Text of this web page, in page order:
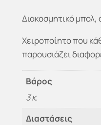
Διακοσμητικό μπολ,
Χειροποίητο που
παρουσιάζει
Βάρος
3 κ.
Διαστάσεις